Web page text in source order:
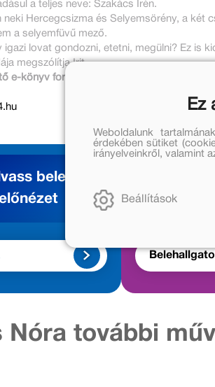
a teljes neve: Szakács Irén.
neki Hercegcsizma és Selyemsörény, a két
a selyemfüvű mező.
igazi lovat gondozni, etetni, megülni? Ez is
megszólítja Irit…
e-könyv formában az alábbi oldalakon:
bele
Nóra további
Ez
Weboldalunk
érdekében sütiket
irányelveinkről, valamint
Beállítások